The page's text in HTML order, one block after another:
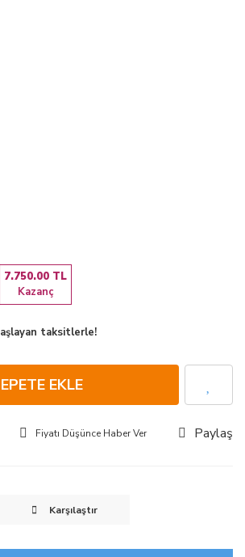
Kazanç
7.750.00 TL
taksitlerle!
EKLE
Fiyatı Düşünce Haber Ver Paylaş
Karşılaştır